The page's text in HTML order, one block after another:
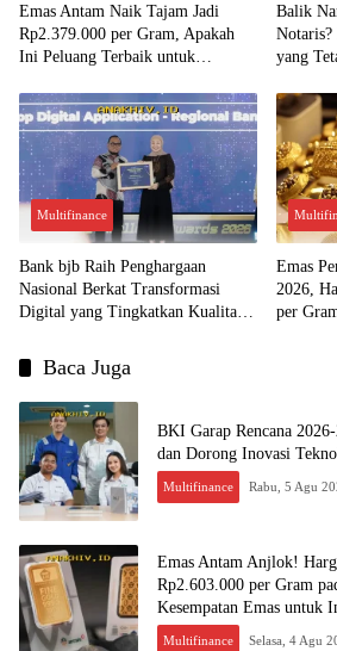
Emas Antam Naik Tajam Jadi
Rp2.379.000 per Gram, Apakah
Ini Peluang Terbaik untuk
Balik
yang
Multifinance
Bank bjb Raih Penghargaan
Nasional Berkat Transformasi
Digital yang Tingkatkan Kualitas
Emas
2026,
per
Baca Juga
BKI Garap Rencana
dan Dorong Inovasi
Multifinance
Emas Antam Anjlok!
Rp2.603.000 per Gram
Kesempatan Emas untuk
Multifinance